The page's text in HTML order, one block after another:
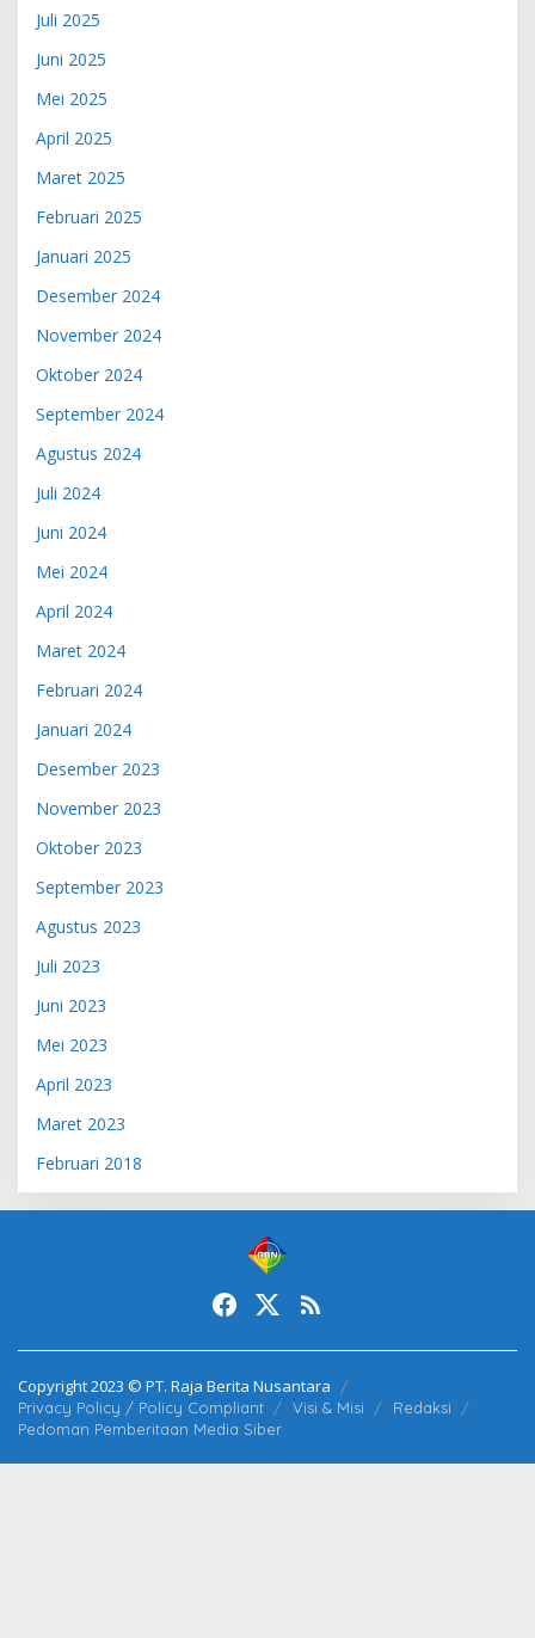
Juli 2025
Juni 2025
Mei 2025
April 2025
Maret 2025
Februari 2025
Januari 2025
Desember 2024
November 2024
Oktober 2024
September 2024
Agustus 2024
Juli 2024
Juni 2024
Mei 2024
April 2024
Maret 2024
Februari 2024
Januari 2024
Desember 2023
November 2023
Oktober 2023
September 2023
Agustus 2023
Juli 2023
Juni 2023
Mei 2023
April 2023
Maret 2023
Februari 2018
Copyright 2023 © PT. Raja Berita Nusantara
Privacy Policy / Policy Compliant Visi & Misi
Redaksi
Pedoman Pemberitaan Media Siber